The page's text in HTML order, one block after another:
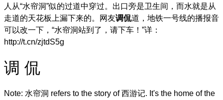
人从“水帘洞”似的过道中穿过。出口旁是卫生间，而水就是从
走道的天花板上漏下来的。网友调侃道，地铁一号线的播报音
可以改一下，“水帘洞站到了，请下车！”详：
http://t.cn/zjtdS5g
调 侃
Note: 水帘洞 refers to the story of 西游记. It's the home of the